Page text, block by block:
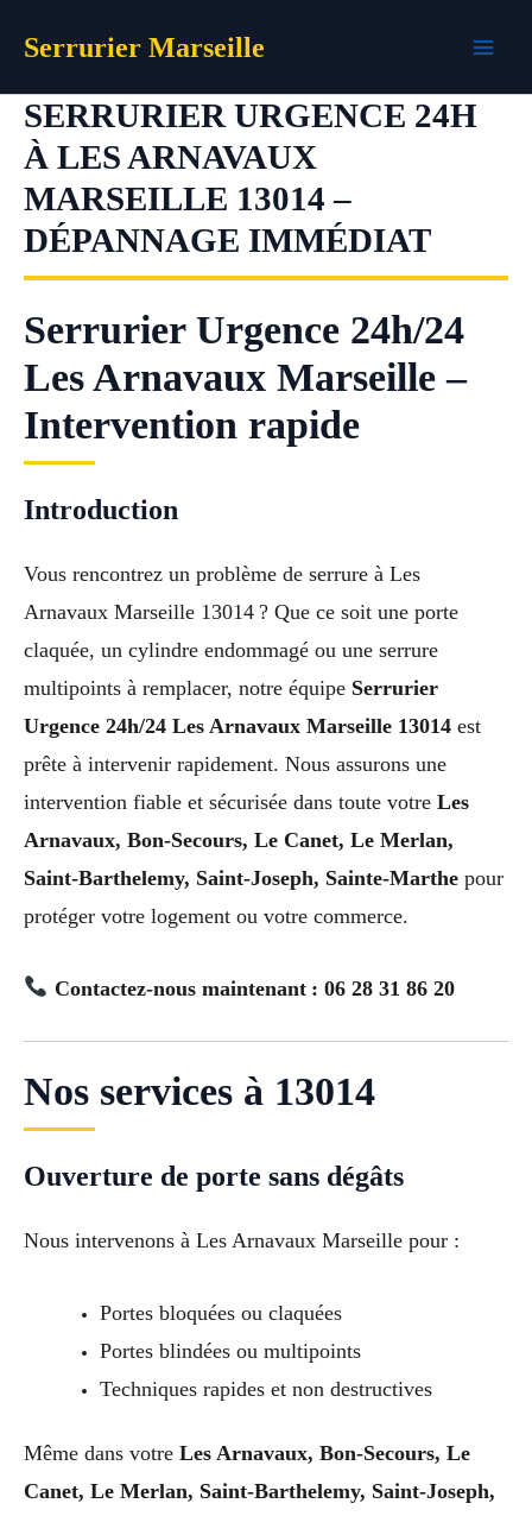
Serrurier Marseille
SERRURIER URGENCE 24H
À LES ARNAVAUX
MARSEILLE 13014 –
DÉPANNAGE IMMÉDIAT
Serrurier Urgence 24h/24
Les Arnavaux Marseille –
Intervention rapide
Introduction
Vous rencontrez un problème de serrure à Les
Arnavaux Marseille 13014 ? Que ce soit une porte
claquée, un cylindre endommagé ou une serrure
multipoints à remplacer, notre équipe Serrurier
Urgence 24h/24 Les Arnavaux Marseille 13014 est
prête à intervenir rapidement. Nous assurons une
intervention fiable et sécurisée dans toute votre Les
Arnavaux, Bon-Secours, Le Canet, Le Merlan,
Saint-Barthelemy, Saint-Joseph, Sainte-Marthe pour
protéger votre logement ou votre commerce.
Contactez-nous maintenant : 06 28 31 86 20
Nos services à 13014
Ouverture de porte sans dégâts
Nous intervenons à Les Arnavaux Marseille pour :
Portes bloquées ou claquées
Portes blindées ou multipoints
Techniques rapides et non destructives
Même dans votre Les Arnavaux, Bon-Secours, Le
Canet, Le Merlan, Saint-Barthelemy, Saint-Joseph,